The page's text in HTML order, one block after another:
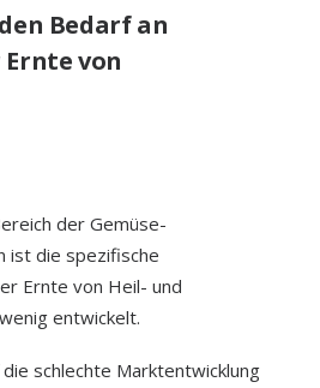
Bedarf an
von
der Gemüse-
ist die spezifische
Ernte von Heil- und
entwickelt.
schlechte Marktentwicklung